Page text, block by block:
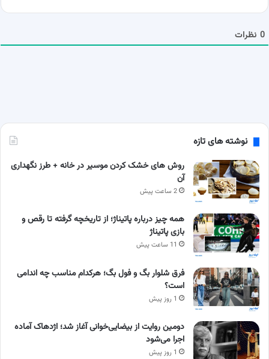
م
0 نظرات
نوشته های تازه
روش های خشک کردن موسیر در خانه + طرز نگهداری
آن
2 ساعت پیش
همه چیز درباره پاتیناژ؛ از تاریخچه گرفته تا رقص و
بازی پاتیناژ
11 ساعت پیش
فرق شلوار بگ و فول بگ؛ هرکدام مناسب چه اندامی
است؟
1 روز پیش
دومین روایت از بیضایی‌خوانی آغاز شد؛ اژدهاک آماده
اجرا می‌شود
1 روز پیش